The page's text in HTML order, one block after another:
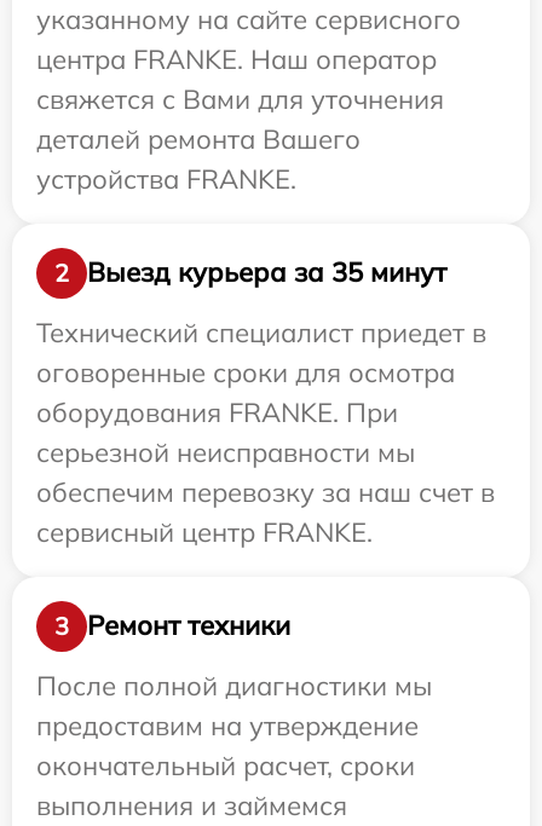
указанному на сайте сервисного
центра FRANKE. Наш оператор
свяжется с Вами для уточнения
деталей ремонта Вашего
устройства FRANKE.
2
Выезд курьера за 35 минут
Технический специалист приедет в
оговоренные сроки для осмотра
оборудования FRANKE. При
серьезной неисправности мы
обеспечим перевозку за наш счет в
сервисный центр FRANKE.
3
Ремонт техники
После полной диагностики мы
предоставим на утверждение
окончательный расчет, сроки
выполнения и займемся